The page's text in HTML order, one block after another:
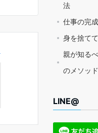
法
仕事の完
身を捨て
親が知る
のメソッド
LINE@